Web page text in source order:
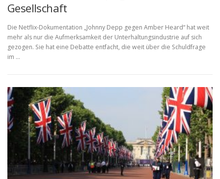
Gesellschaft
Die Netflix-Dokumentation „Johnny Depp gegen Amber Heard“ hat weit
mehr als nur die Aufmerksamkeit der Unterhaltungsindustrie auf sich
gezogen. Sie hat eine Debatte entfacht, die weit über die Schuldfrage
im …